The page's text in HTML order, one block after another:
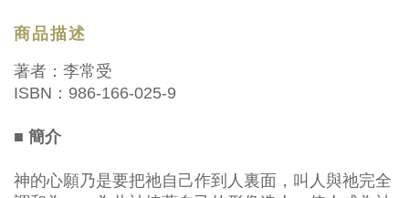
商品描述
著者：李常受
ISBN：986-166-025-9
■ 簡介
神的心願乃是要把祂自己作到人裏面，叫人與祂完全